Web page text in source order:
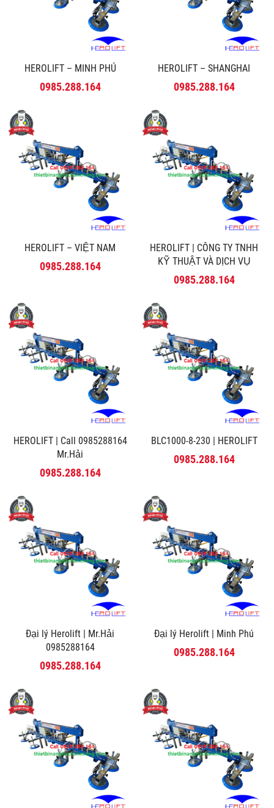
HEROLIFT – MINH PHÚ
0985.288.164
HEROLIFT – SHANGHAI
0985.288.164
HEROLIFT – VIỆT NAM
0985.288.164
HEROLIFT | CÔNG TY TNHH
KỸ THUẬT VÀ DỊCH VỤ
MINH PHÚ
0985.288.164
HEROLIFT | Call 0985288164
Mr.Hải
0985.288.164
BLC1000-8-230 | HEROLIFT
0985.288.164
Đại lý Herolift | Mr.Hải
0985288164
0985.288.164
Đại lý Herolift | Minh Phú
0985.288.164